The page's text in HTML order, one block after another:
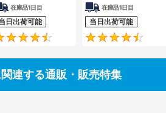
4.6
在庫品1日目
日出荷可能
4.5
在庫品1日目
当日出荷可能
連する通販・販売特集